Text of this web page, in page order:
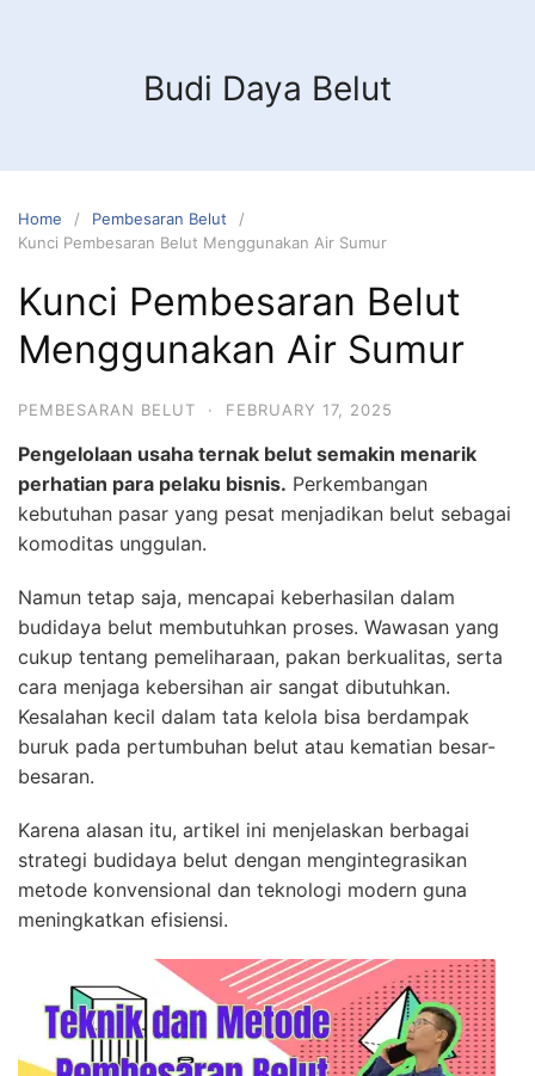
Budi Daya Belut
Home
Pembesaran Belut
Kunci Pembesaran Belut Menggunakan Air Sumur
Kunci Pembesaran Belut
Menggunakan Air Sumur
PEMBESARAN BELUT · FEBRUARY 17, 2025
Pengelolaan usaha ternak belut semakin menarik
perhatian para pelaku bisnis. Perkembangan
kebutuhan pasar yang pesat menjadikan belut sebagai
komoditas unggulan.
Namun tetap saja, mencapai keberhasilan dalam
budidaya belut membutuhkan proses. Wawasan yang
cukup tentang pemeliharaan, pakan berkualitas, serta
cara menjaga kebersihan air sangat dibutuhkan.
Kesalahan kecil dalam tata kelola bisa berdampak
buruk pada pertumbuhan belut atau kematian besar-
besaran.
Karena alasan itu, artikel ini menjelaskan berbagai
strategi budidaya belut dengan mengintegrasikan
metode konvensional dan teknologi modern guna
meningkatkan efisiensi.